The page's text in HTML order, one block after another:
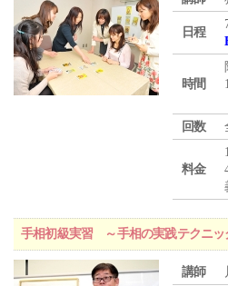
日程
時間
回数
料金
手相初級実習 ～手相の実践テクニッ
講師